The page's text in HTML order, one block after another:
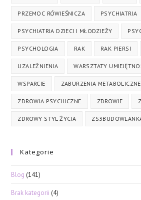
PRZEMOC RÓWIEŚNICZA PSYCHIATRIA
PSYCHIATRIA DZIECI I MŁODZIEŻY
PSYCHOLOGIA RAK RAK PIERSI
UZALEŻNIENIA WARSZTATY
WSPARCIE ZABURZENIA METABOLICZNE
ZDROWIA PSYCHICZNE ZDROWIE
ZDROWY STYL ŻYCIA
Kategorie
Blog (141)
Brak kategorii (4)